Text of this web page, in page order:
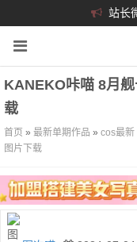
站长
KANEKO咔喵 8月
载
首页 » 最新单期作品 » cos最新
图片下载